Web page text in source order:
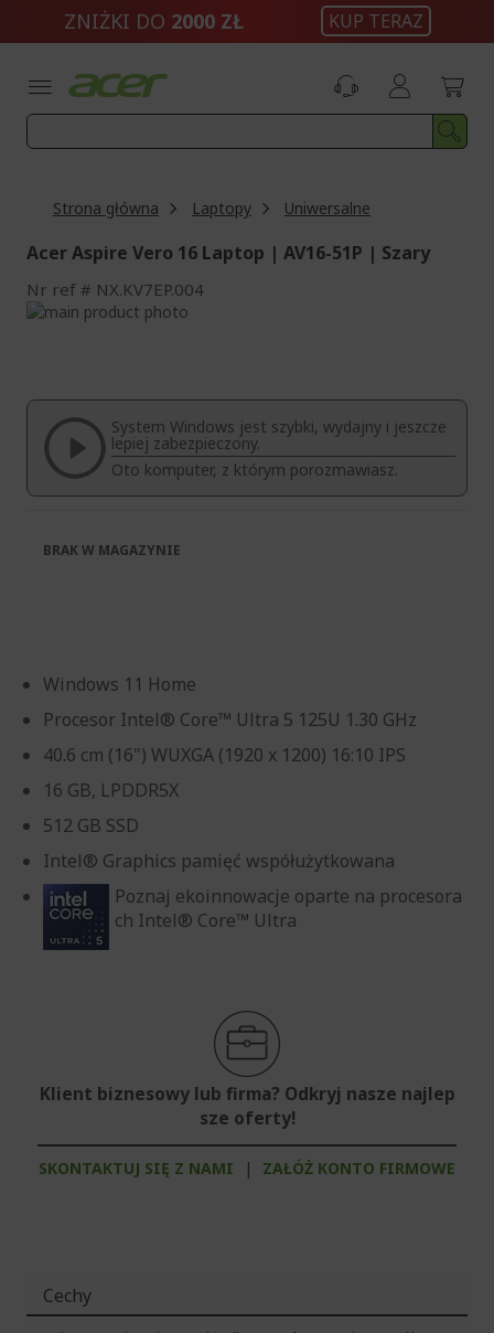
ZNIŻKI DO 2000 ZŁ KUP TERAZ
Strona główna Laptopy Uniwersalne
Acer Aspire Vero 16 Laptop | AV16-51P | Szary
Nr ref NX.KV7EP.004
Przejdź
galerii
System Windows jest szybki, wydajny i jeszcze
lepiej zabezpieczony.
Oto komputer, z którym porozmawiasz.
Windows 11 Home
Procesor Intel® Core™ Ultra 5 125U 1.30 GHz
40.6 cm (16") WUXGA (1920 x 1200) 16:10 IPS
16 GB, LPDDR5X
512 GB SSD
Intel® Graphics pamięć współużytkowana
Poznaj ekoinnowacje oparte na procesora
ch Intel® Core™ Ultra
Klient biznesowy lub firma? Odkryj nasze najlep
sze oferty!
SKONTAKTUJ SIĘ Z NAMI | ZAŁÓŻ KONTO FIRMOWE
BRAK W MAGAZYNIE
Cechy